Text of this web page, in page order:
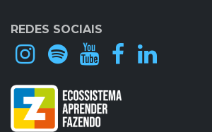
REDES SOCIAIS